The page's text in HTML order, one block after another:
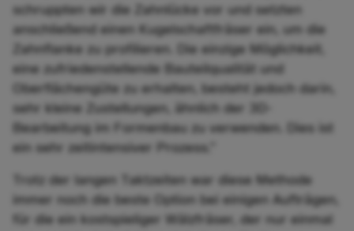
schruppten wir die Zahnlücke vor und setzten
anschließend einen Kugelschaftfräser ein, um die
Zahnflanke zu profilieren. Die einzige Möglichkeit,
eine zufriedenstellende Bauteilqualität und
Oberflächengüte zu erhalten, besteht jedoch darin,
sehr kleine Zustellungen, ähnlich der 3D-
Bearbeitung im Formenbau zu verwenden. Dies ist
ein sehr zeitintensiver Prozess.”
Trotz der langen Taktzeiten war diese Methode
immer noch die beste Option bei einigen Aufträgen,
für die ein kostspieliger Wälzfräser, der nur einmal